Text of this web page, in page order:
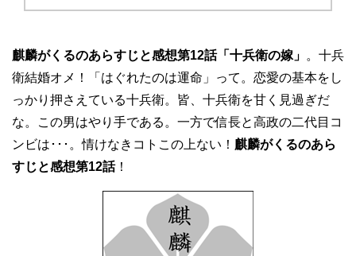
麒麟がくるのあらすじと感想第12話「十兵衛の嫁」 。十兵
衛結婚オメ！「はぐれたのは運命」って。恋愛の基本をし
っかり押さえている十兵衛。皆、十兵衛を甘く見過ぎだ
な。この男はやり手である。一方で信長と高政の二代目コ
ンビは･･･。情けなきコトこの上ない！ 麒麟がくるのあら
すじと感想第12話！